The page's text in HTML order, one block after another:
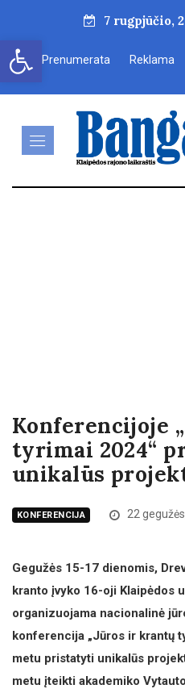
Open toolbar
7 rugpjūčio,
Prenumerata Reklama
Konferencijoje
tyrimai 2024“
unikalūs
KONFERENCIJA 22
Gegužės 15-17 dienomis,
kranto įvyko 16-oji Klaipėdos
organizuojama nacionalinė
konferencija „Jūros ir krantų
metu pristatyti unikalūs
metu įteikti akademiko